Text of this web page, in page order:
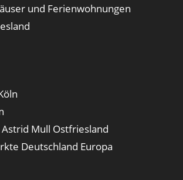
und Ferienwohnungen
Mull Ostfriesland
Deutschland Europa